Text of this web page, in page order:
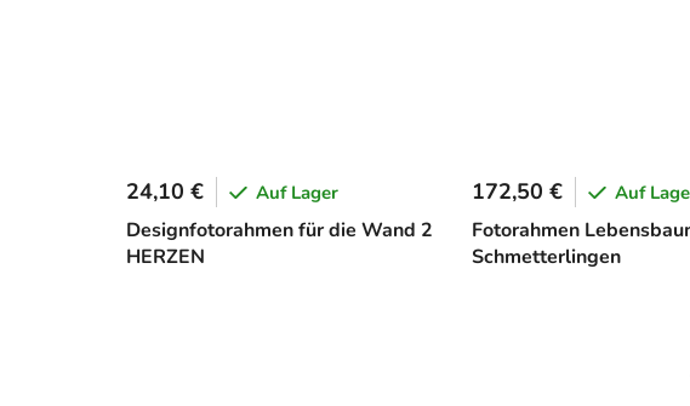
Designfotorahmen für die Wand 2
HERZEN
24,10 € Auf Lager
Fotorahmen
Schmetterlingen
172,50 € Auf